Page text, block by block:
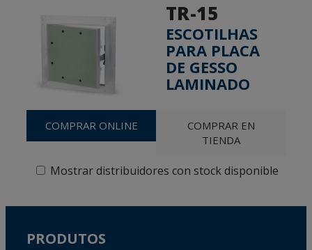
TR-15
ESCOTILHAS
PARA PLACA
DE GESSO
LAMINADO
COMPRAR ONLINE
COMPRAR EN
TIENDA
Mostrar distribuidores con stock disponible
PRODUTOS